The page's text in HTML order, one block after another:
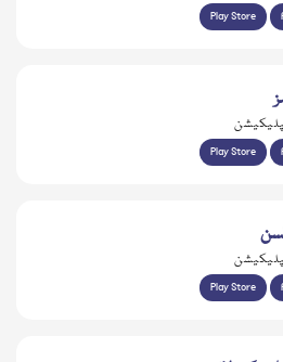
Play Store
Play Store
Play Store